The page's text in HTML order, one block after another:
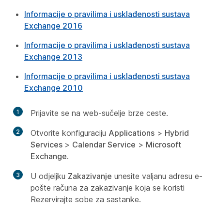
Informacije o pravilima i usklađenosti sustava
Exchange 2016
Informacije o pravilima i usklađenosti sustava
Exchange 2013
Informacije o pravilima i usklađenosti sustava
Exchange 2010
1 Prijavite se na web-sučelje brze ceste.
2 Otvorite konfiguraciju Applications > Hybrid
Services > Calendar Service > Microsoft
Exchange.
3 U odjeljku Zakazivanje unesite valjanu adresu e-
pošte računa za zakazivanje koja se koristi
Rezervirajte sobe za sastanke.